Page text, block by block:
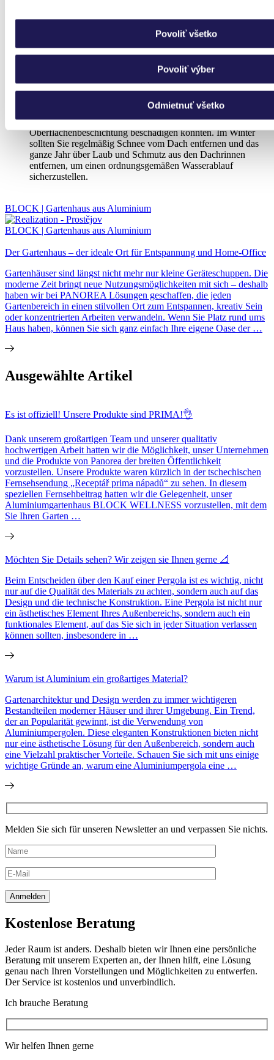
Povoliť všetko
Povoliť výber
Odmietnuť všetko
Materialien, die bei richtiger Pflege viele Jahre über die
Garantie hinaus zuverlässig funktionieren.
Wie soll ich das Gartenhaus pflegen?
Die Wartung ist sehr einfach. Verwenden Sie zur Reinigung
lauwarmes Wasser und eine Seifenlösung mit einem weichen
Tuch. Verwenden Sie keine Verdünner oder andere chemische
Mittel und vermeiden Sie scharfe Gegenstände, die die
Oberflächenbeschichtung beschädigen könnten. Im Winter
sollten Sie regelmäßig Schnee vom Dach entfernen und das
ganze Jahr über Laub und Schmutz aus den Dachrinnen
entfernen, um einen ordnungsgemäßen Wasserablauf
sicherzustellen.
BLOCK | Gartenhaus aus Aluminium
BLOCK | Gartenhaus aus Aluminium
Der Gartenhaus – der ideale Ort für Entspannung und Home-Office
Gartenhäuser sind längst nicht mehr nur kleine Geräteschuppen. Die
moderne Zeit bringt neue Nutzungsmöglichkeiten mit sich – deshalb
haben wir bei PANOREA Lösungen geschaffen, die jeden
Gartenbereich in einen stilvollen Ort zum Entspannen, kreativ Sein
oder konzentrierten Arbeiten verwandeln. Wenn Sie Platz rund ums
Haus haben, können Sie sich ganz einfach Ihre eigene Oase der …
Ausgewählte Artikel
Es ist offiziell! Unsere Produkte sind PRIMA!👌
Dank unserem großartigen Team und unserer qualitativ
hochwertigen Arbeit hatten wir die Möglichkeit, unser Unternehmen
und die Produkte von Panorea der breiten Öffentlichkeit
vorzustellen. Unsere Produkte waren kürzlich in der tschechischen
Fernsehsendung „Receptář prima nápadů“ zu sehen. In diesem
speziellen Fernsehbeitrag hatten wir die Gelegenheit, unser
Aluminiumgartenhaus BLOCK WELLNESS vorzustellen, mit dem
Sie Ihren Garten …
Möchten Sie Details sehen? Wir zeigen sie Ihnen gerne 📐
Beim Entscheiden über den Kauf einer Pergola ist es wichtig, nicht
nur auf die Qualität des Materials zu achten, sondern auch auf das
Design und die technische Konstruktion. Eine Pergola ist nicht nur
ein ästhetisches Element Ihres Außenbereichs, sondern auch ein
funktionales Element, auf das Sie sich in jeder Situation verlassen
können sollten, insbesondere in …
Warum ist Aluminium ein großartiges Material?
Gartenarchitektur und Design werden zu immer wichtigeren
Bestandteilen moderner Häuser und ihrer Umgebung. Ein Trend,
der an Popularität gewinnt, ist die Verwendung von
Aluminiumpergolen. Diese eleganten Konstruktionen bieten nicht
nur eine ästhetische Lösung für den Außenbereich, sondern auch
eine Vielzahl praktischer Vorteile. Schauen Sie sich mit uns einige
wichtige Gründe an, warum eine Aluminiumpergola eine …
Melden Sie sich für unseren Newsletter an und verpassen Sie nichts.
Kostenlose Beratung
Jeder Raum ist anders. Deshalb bieten wir Ihnen eine persönliche
Beratung mit unserem Experten an, der Ihnen hilft, eine Lösung
genau nach Ihren Vorstellungen und Möglichkeiten zu entwerfen.
Der Service ist kostenlos und unverbindlich.
Ich brauche Beratung
Wir helfen Ihnen gerne